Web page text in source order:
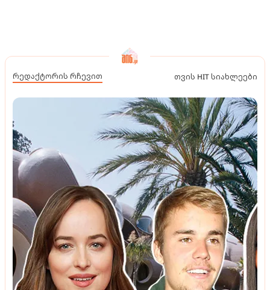
რედაქტორის რჩევით თვის HIT სიახლეები